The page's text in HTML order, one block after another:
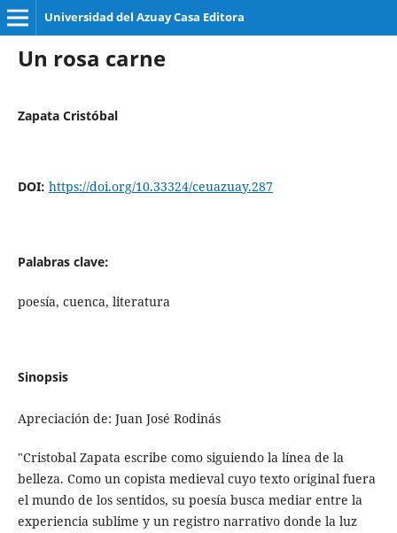
Universidad del Azuay Casa Editora
Un rosa carne
Zapata Cristóbal
DOI: https://doi.org/10.33324/ceuazuay.287
Palabras clave:
poesía, cuenca, literatura
Sinopsis
Apreciación de: Juan José Rodinás
"Cristobal Zapata escribe como siguiendo la línea de la
belleza. Como un copista medieval cuyo texto original fuera
el mundo de los sentidos, su poesía busca mediar entre la
experiencia sublime y un registro narrativo donde la luz